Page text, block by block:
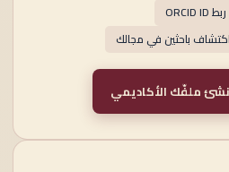
ربط ORCID ID
اكتشاف باحثين في مجالك
ملفّك الأكاديمي